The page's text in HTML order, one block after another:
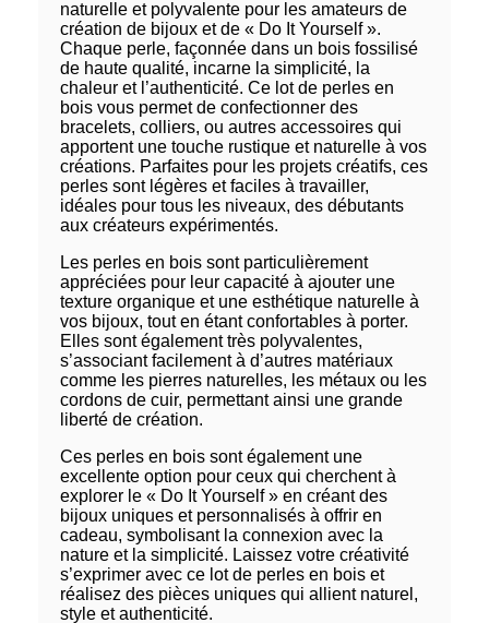
naturelle et polyvalente pour les amateurs de
création de bijoux et de « Do It Yourself ».
Chaque perle, façonnée dans un bois fossilisé
de haute qualité, incarne la simplicité, la
chaleur et l’authenticité. Ce lot de perles en
bois vous permet de confectionner des
bracelets, colliers, ou autres accessoires qui
apportent une touche rustique et naturelle à vos
créations. Parfaites pour les projets créatifs, ces
perles sont légères et faciles à travailler,
idéales pour tous les niveaux, des débutants
aux créateurs expérimentés.
Les perles en bois sont particulièrement
appréciées pour leur capacité à ajouter une
texture organique et une esthétique naturelle à
vos bijoux, tout en étant confortables à porter.
Elles sont également très polyvalentes,
s’associant facilement à d’autres matériaux
comme les pierres naturelles, les métaux ou les
cordons de cuir, permettant ainsi une grande
liberté de création.
Ces perles en bois sont également une
excellente option pour ceux qui cherchent à
explorer le « Do It Yourself » en créant des
bijoux uniques et personnalisés à offrir en
cadeau, symbolisant la connexion avec la
nature et la simplicité. Laissez votre créativité
s’exprimer avec ce lot de perles en bois et
réalisez des pièces uniques qui allient naturel,
style et authenticité.